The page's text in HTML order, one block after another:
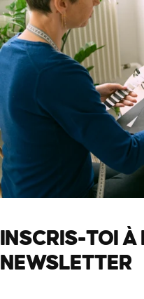
INSCRIS-TOI À
NEWSLETTER